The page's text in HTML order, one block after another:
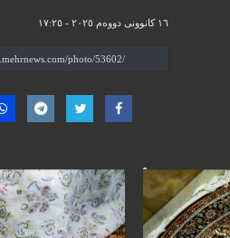
١٦ کانوونی دووەم ٢٠٢٥ - ١٧:٢٥